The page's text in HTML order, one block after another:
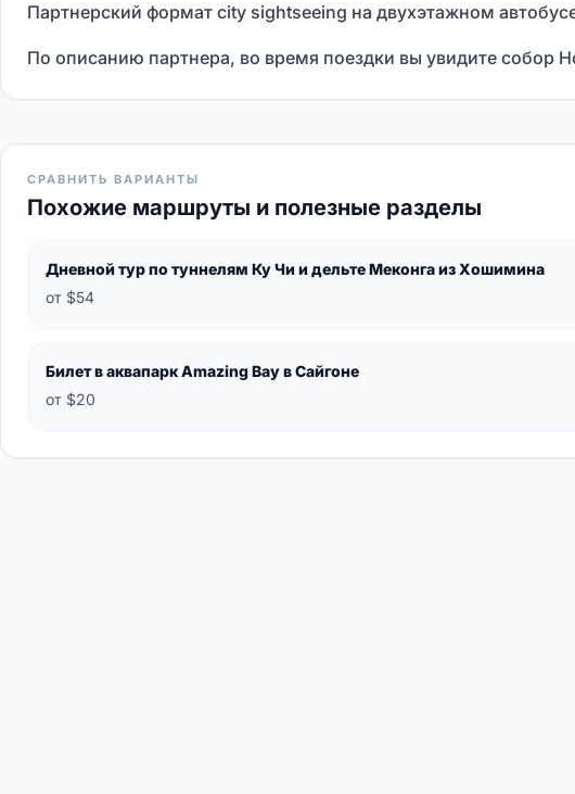
Партнерский формат city sightseeing на двухэтажном
По описанию партнера, во время поездки вы увидите
СРАВНИТЬ ВАРИАНТЫ
Похожие маршруты и полезные разделы
Дневной тур по туннелям Ку Чи и дельте Меконга из Хошимина
от $54
Билет в аквапарк Amazing Bay в Сайгоне
от $20